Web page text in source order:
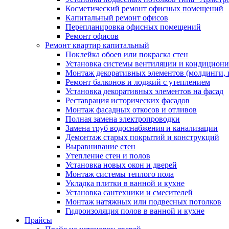
Косметический ремонт офисных помещений
Капитальный ремонт офисов
Перепланировка офисных помещений
Ремонт офисов
Ремонт квартир капитальный
Поклейка обоев или покраска стен
Установка системы вентиляции и
Монтаж декоративных элементов (молдинги,
Ремонт балконов и лоджий с утеплением
Установка декоративных элементов на фасад
Реставрация исторических фасадов
Монтаж фасадных откосов и отливов
Полная замена электропроводки
Замена труб водоснабжения и канализации
Демонтаж старых покрытий и конструкций
Выравнивание стен
Утепление стен и полов
Установка новых окон и дверей
Монтаж системы теплого пола
Укладка плитки в ванной и кухне
Установка сантехники и смесителей
Монтаж натяжных или подвесных потолков
Гидроизоляция полов в ванной и кухне
Прайсы